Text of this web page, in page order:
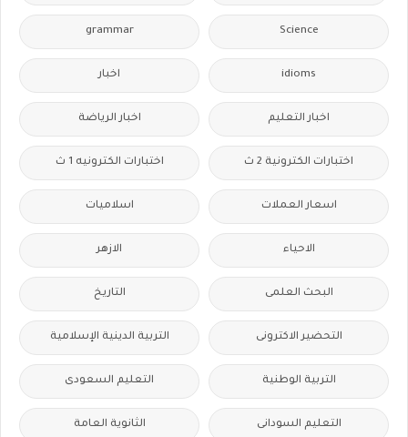
Science
grammar
idioms اخبار
اخبار التعليم اخبار الرياضة
اختبارات الكترونية 2 ث اختبارات الكترونيه 1 ث
اسعار العملات اسلاميات
الاحياء الازهر
البحث العلمى التاريخ
التحضير الاكترونى التربية الدينية الإسلامية
التربية الوطنية التعليم السعودى
التعليم السودانى الثانوية العامة